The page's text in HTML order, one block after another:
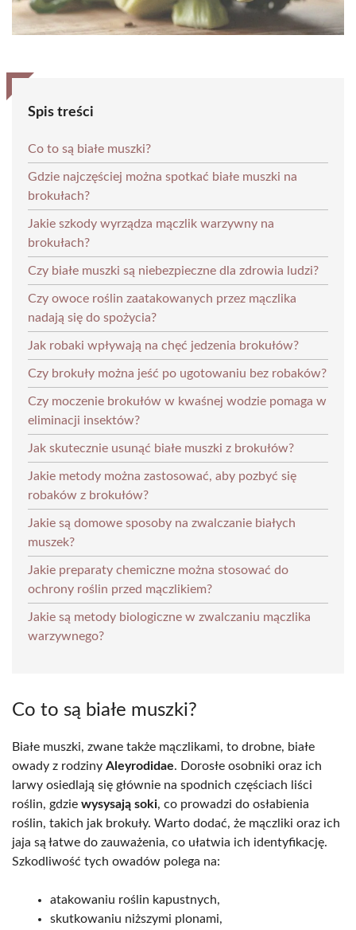
Spis treści
Co to są białe muszki?
Gdzie najczęściej można spotkać białe muszki na
brokułach?
Jakie szkody wyrządza mączlik warzywny na
brokułach?
Czy białe muszki są niebezpieczne dla zdrowia ludzi?
Czy owoce roślin zaatakowanych przez mączlika
nadają się do spożycia?
Jak robaki wpływają na chęć jedzenia brokułów?
Czy brokuły można jeść po ugotowaniu bez robaków?
Czy moczenie brokułów w kwaśnej wodzie pomaga w
eliminacji insektów?
Jak skutecznie usunąć białe muszki z brokułów?
Jakie metody można zastosować, aby pozbyć się
robaków z brokułów?
Jakie są domowe sposoby na zwalczanie białych
muszek?
Jakie preparaty chemiczne można stosować do
ochrony roślin przed mączlikiem?
Jakie są metody biologiczne w zwalczaniu mączlika
warzywnego?
Co to są białe muszki?
Białe muszki, zwane także mączlikami, to drobne, białe
owady z rodziny Aleyrodidae. Dorosłe osobniki oraz ich
larwy osiedlają się głównie na spodnich częściach liści
roślin, gdzie wysysają soki, co prowadzi do osłabienia
roślin, takich jak brokuły. Warto dodać, że mączliki oraz ich
jaja są łatwe do zauważenia, co ułatwia ich identyfikację.
Szkodliwość tych owadów polega na:
atakowaniu roślin kapustnych,
skutkowaniu niższymi plonami,